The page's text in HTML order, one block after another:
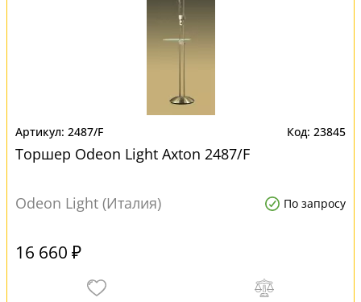
2487/F 23845
Торшер Odeon Light Axton 2487/F
Odeon Light (Италия) По запросу
16 660 ₽